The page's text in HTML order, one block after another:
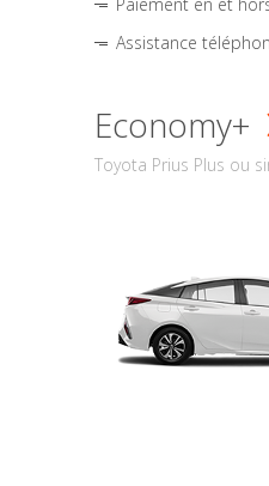
Assistance
Economy+
Toyota Prius Plus ou